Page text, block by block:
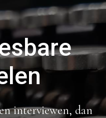
interviewen, dan